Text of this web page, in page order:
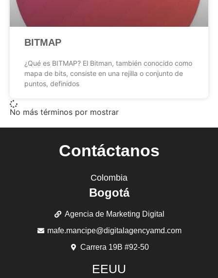
BITMAP
¿Qué es BITMAP? El Bitman, también conocido como
mapa de bits, consiste en una rejilla o conjunto de
puntos, definidos
¿Qué es un Blog? Este es un sitio web que incluye, a